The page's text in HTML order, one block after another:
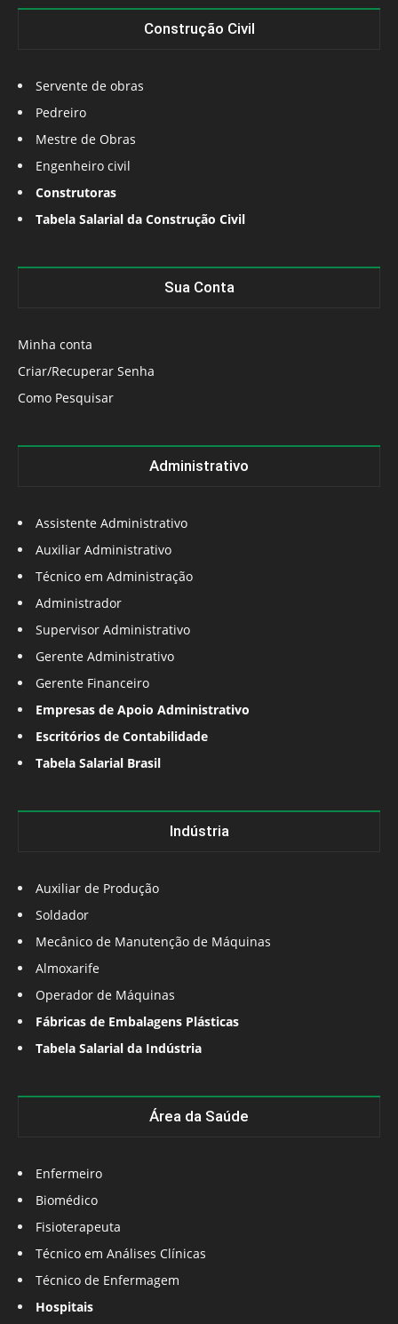
Construção Civil
Servente de obras
Pedreiro
Mestre de Obras
Engenheiro civil
Construtoras
Tabela Salarial da Construção Civil
Sua Conta
Minha conta
Criar/Recuperar Senha
Como Pesquisar
Administrativo
Assistente Administrativo
Auxiliar Administrativo
Técnico em Administração
Administrador
Supervisor Administrativo
Gerente Administrativo
Gerente Financeiro
Empresas de Apoio Administrativo
Escritórios de Contabilidade
Tabela Salarial Brasil
Indústria
Auxiliar de Produção
Soldador
Mecânico de Manutenção de Máquinas
Almoxarife
Operador de Máquinas
Fábricas de Embalagens Plásticas
Tabela Salarial da Indústria
Área da Saúde
Enfermeiro
Biomédico
Fisioterapeuta
Técnico em Análises Clínicas
Técnico de Enfermagem
Hospitais